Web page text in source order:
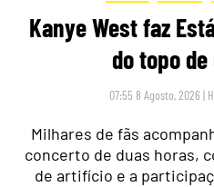
Kanye West faz
do topo
07:55 8 Agosto, 2026 |
Milhares de fãs
concerto de duas horas,
de artifício e a